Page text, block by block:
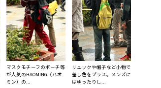
マスクモチーフのポーチ等
が人気のHAOMING（ハオ
ミン）の...
リュックや帽子など小物で
差し色をプラス。メンズに
はゆったりし...